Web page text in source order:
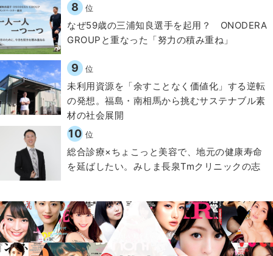
8 位
なぜ59歳の三浦知良選手を起用？ ONODERA
GROUPと重なった「努力の積み重ね」
9 位
​​未利用資源を「余すことなく価値化」する逆転
の発想。福島・南相馬から挑むサステナブル素
材の社会展開​
10 位
総合診療×ちょこっと美容で、地元の健康寿命
を延ばしたい。みしま長泉Tmクリニックの志